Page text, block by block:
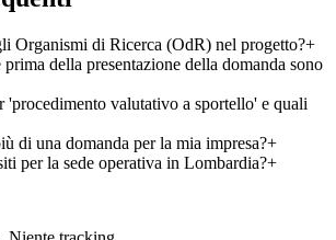
Organismi di Ricerca (OdR) nel progetto?+
prima della presentazione della domanda sono
'procedimento valutativo a sportello' e quali
di una domanda per la mia impresa?+
per la sede operativa in Lombardia?+